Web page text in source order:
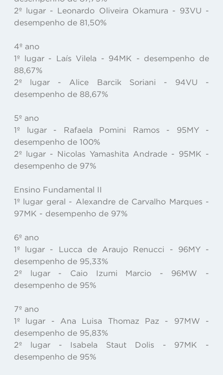
2º lugar - Leonardo Oliveira Okamura - 93VU -
desempenho de 81,50%
4º ano
1º lugar - Laís Vilela - 94MK - desempenho de
88,67%
2º lugar - Alice Barcik Soriani - 94VU -
desempenho de 88,67%
5º ano
1º lugar - Rafaela Pomini Ramos - 95MY -
desempenho de 100%
2º lugar - Nicolas Yamashita Andrade - 95MK -
desempenho de 97%
Ensino Fundamental II
1º lugar geral - Alexandre de Carvalho Marques -
97MK - desempenho de 97%
6º ano
1º lugar - Lucca de Araujo Renucci - 96MY -
desempenho de 95,33%
2º lugar - Caio Izumi Marcio - 96MW -
desempenho de 95%
7º ano
1º lugar - Ana Luisa Thomaz Paz - 97MW -
desempenho de 95,83%
2º lugar - Isabela Staut Dolis - 97MK -
desempenho de 95%